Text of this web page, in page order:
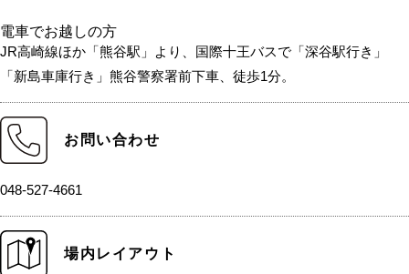
電車でお越しの方
JR高崎線ほか「熊谷駅」より、国際十王バスで「深谷駅行き」
「新島車庫行き」熊谷警察署前下車、徒歩1分。
お問い合わせ
048-527-4661
場内レイアウト